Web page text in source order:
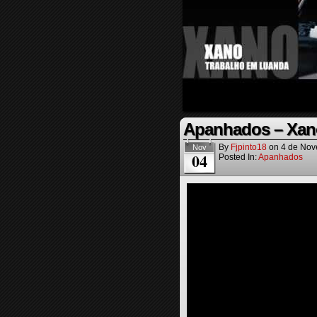
Apanhados –
Nov
04
By Fjpinto18 on 4 de
Posted In:Apanhados